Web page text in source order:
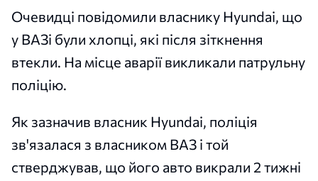
Очевидці повідомили власнику Hyundai, що
у ВАЗі були хлопці, які після зіткнення
втекли. На місце аварії викликали патрульну
поліцію.
Як зазначив власник Hyundai, поліція
зв'язалася з власником ВАЗ і той
стверджував, що його авто викрали 2 тижні